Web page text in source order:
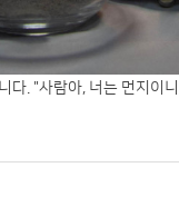
다. "사람아, 너는 먼지이